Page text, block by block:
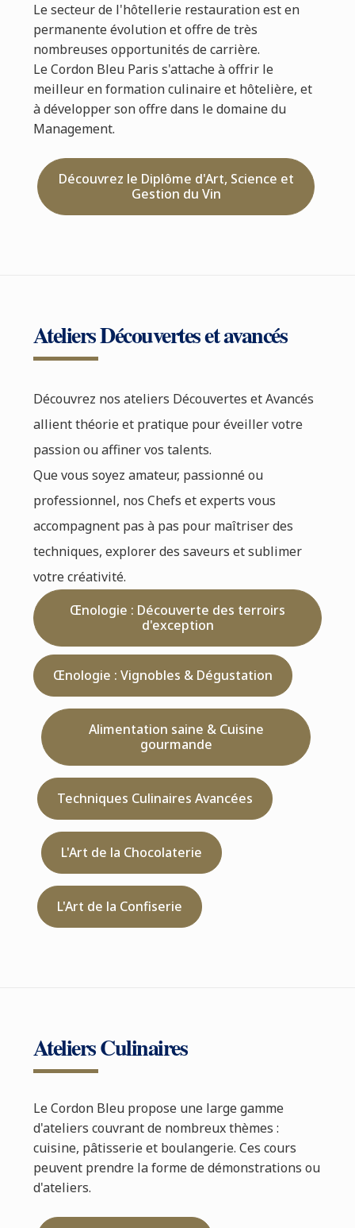
Le secteur de l'hôtellerie restauration est en
permanente évolution et offre de très
nombreuses opportunités de carrière.
Le Cordon Bleu Paris s'attache à offrir le
meilleur en formation culinaire et hôtelière, et
à développer son offre dans le domaine du
Management.
Découvrez le Diplôme d'Art, Science et
Gestion du Vin
Ateliers Découvertes et avancés
Découvrez nos ateliers Découvertes et Avancés
allient théorie et pratique pour éveiller votre
passion ou affiner vos talents.
Que vous soyez amateur, passionné ou
professionnel, nos Chefs et experts vous
accompagnent pas à pas pour maîtriser des
techniques, explorer des saveurs et sublimer
votre créativité.
Œnologie : Découverte des terroirs
d'exception
Œnologie : Vignobles & Dégustation
Alimentation saine & Cuisine
gourmande
Techniques Culinaires Avancées
L'Art de la Chocolaterie
L'Art de la Confiserie
Ateliers Culinaires
Le Cordon Bleu propose une large gamme
d'ateliers couvrant de nombreux thèmes :
cuisine, pâtisserie et boulangerie. Ces cours
peuvent prendre la forme de démonstrations ou
d'ateliers.